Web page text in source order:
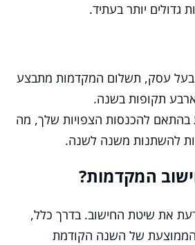
גדולים יותר בעתיד.
עסק, תשלום המקדמות מתבצע
תקופות בשנה.
להכנסות הצפויות שלך, מה
להשתנות משנה לשנה.
המקדמות?
את שיטת החישוב. בדרך כלל,
של השנה הקודמת